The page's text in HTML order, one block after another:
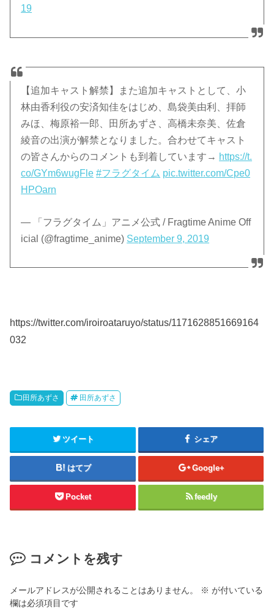
19
【追加キャスト解禁】また追加キャストとして、小
林由香利役の安済知佳をはじめ、島袋美由利、拝師
みほ、梅原裕一郎、田所あずさ、高橋未奈美、佐倉
綾音の出演が解禁となりました。合わせてキャスト
の皆さんからのコメントも到着しています→ https://t.
co/GYm6wugFle #フラグタイム pic.twitter.com/Cpe0
HPOarn
— 「フラグタイム」アニメ公式 / Fragtime Anime Off
icial (@fragtime_anime) September 9, 2019
https://twitter.com/iroiroataruyo/status/1171628851669164
032
田所あずさ 田所あずさ
ツイート シェア
はてブ Google+
Pocket feedly
コメントを残す
メールアドレスが公開されることはありません。 ※ が付いている
欄は必須項目です